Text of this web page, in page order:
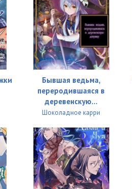
Бывшая ведьма,
переродившаяся в
деревенскую...
Шоколадное карри